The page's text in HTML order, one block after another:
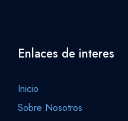
Enlaces de interes
Inicio
Sobre Nosotros